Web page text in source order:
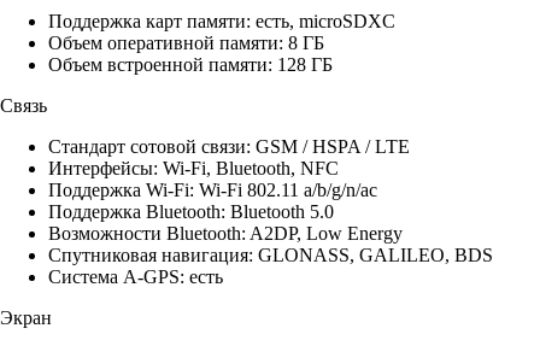
Поддержка карт памяти: есть, microSDXC
Объем оперативной памяти: 8 ГБ
Объем встроенной памяти: 128 ГБ
Связь
Стандарт сотовой связи: GSM / HSPA / LTE
Интерфейсы: Wi-Fi, Bluetooth, NFC
Поддержка Wi-Fi: Wi-Fi 802.11 a/b/g/n/ac
Поддержка Bluetooth: Bluetooth 5.0
Возможности Bluetooth: A2DP, Low Energy
Спутниковая навигация: GLONASS, GALILEO, BDS
Система A-GPS: есть
Экран